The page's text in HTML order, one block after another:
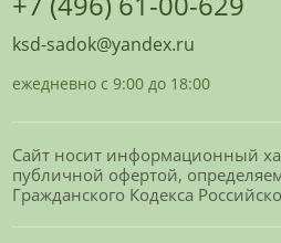
ksd-sadok@yandex.ru
ежедневно с 9:00 до 18:00
Сайт носит информационный
публичной офертой,
Гражданского Кодекса